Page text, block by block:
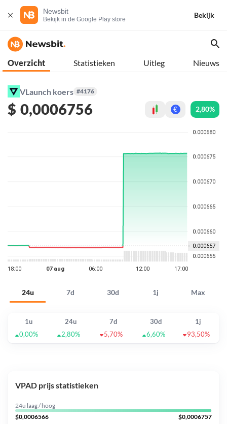
Newsbit
Bekijk in de Google Play store
Bekijk
Overzicht Statistieken Uitleg Nieuws
VLaunch koers #4176
$ 0,0006756 € 2,80%
24u 7d 30d 1j Max
1u 24u 7d 30d
1j
0,00%
2,80% 5,70% 6,60% 93,50%
VPAD prijs statistieken
24u laag / hoog
$0,0006566
$0,0006757